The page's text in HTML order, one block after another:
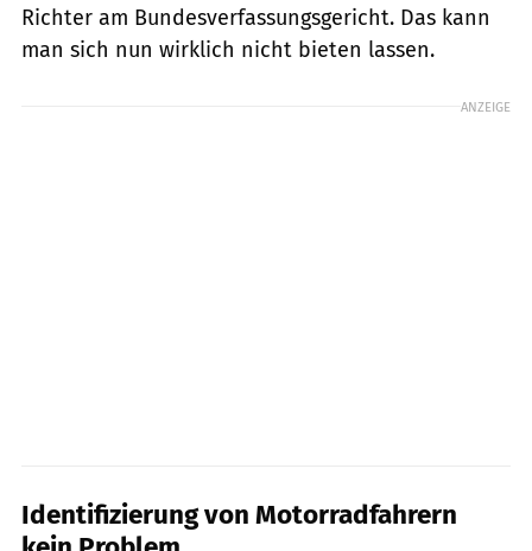
Richter am Bundesverfassungsgericht. Das kann
man sich nun wirklich nicht bieten lassen.
ANZEIGE
Identifizierung von Motorradfahrern